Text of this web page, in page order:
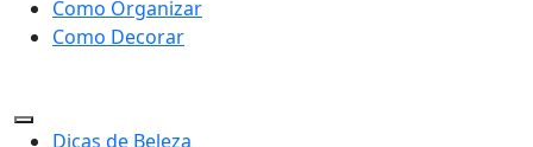
Como Organizar
Como Decorar
Dicas de Beleza